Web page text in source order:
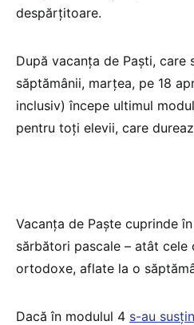
despărțitoare.
După vacanța de Paști, care
săptămânii, marțea, pe 18
inclusiv) începe ultimul
pentru toți elevii, care
Vacanța de Paște cuprinde
sărbători pascale – atât
ortodoxe, aflate la o
Dacă în modulul 4 s-au